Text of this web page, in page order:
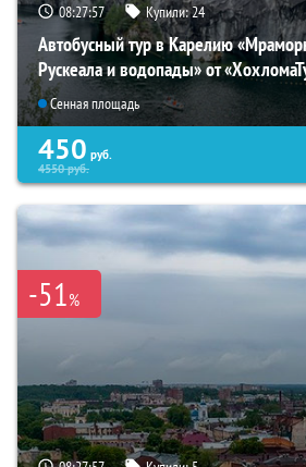
08:27:56 Купили:24
Автобусный тур в Карелию
Рускеала и водопады» от
Сенная площадь
450 руб.
4550руб.
-51%